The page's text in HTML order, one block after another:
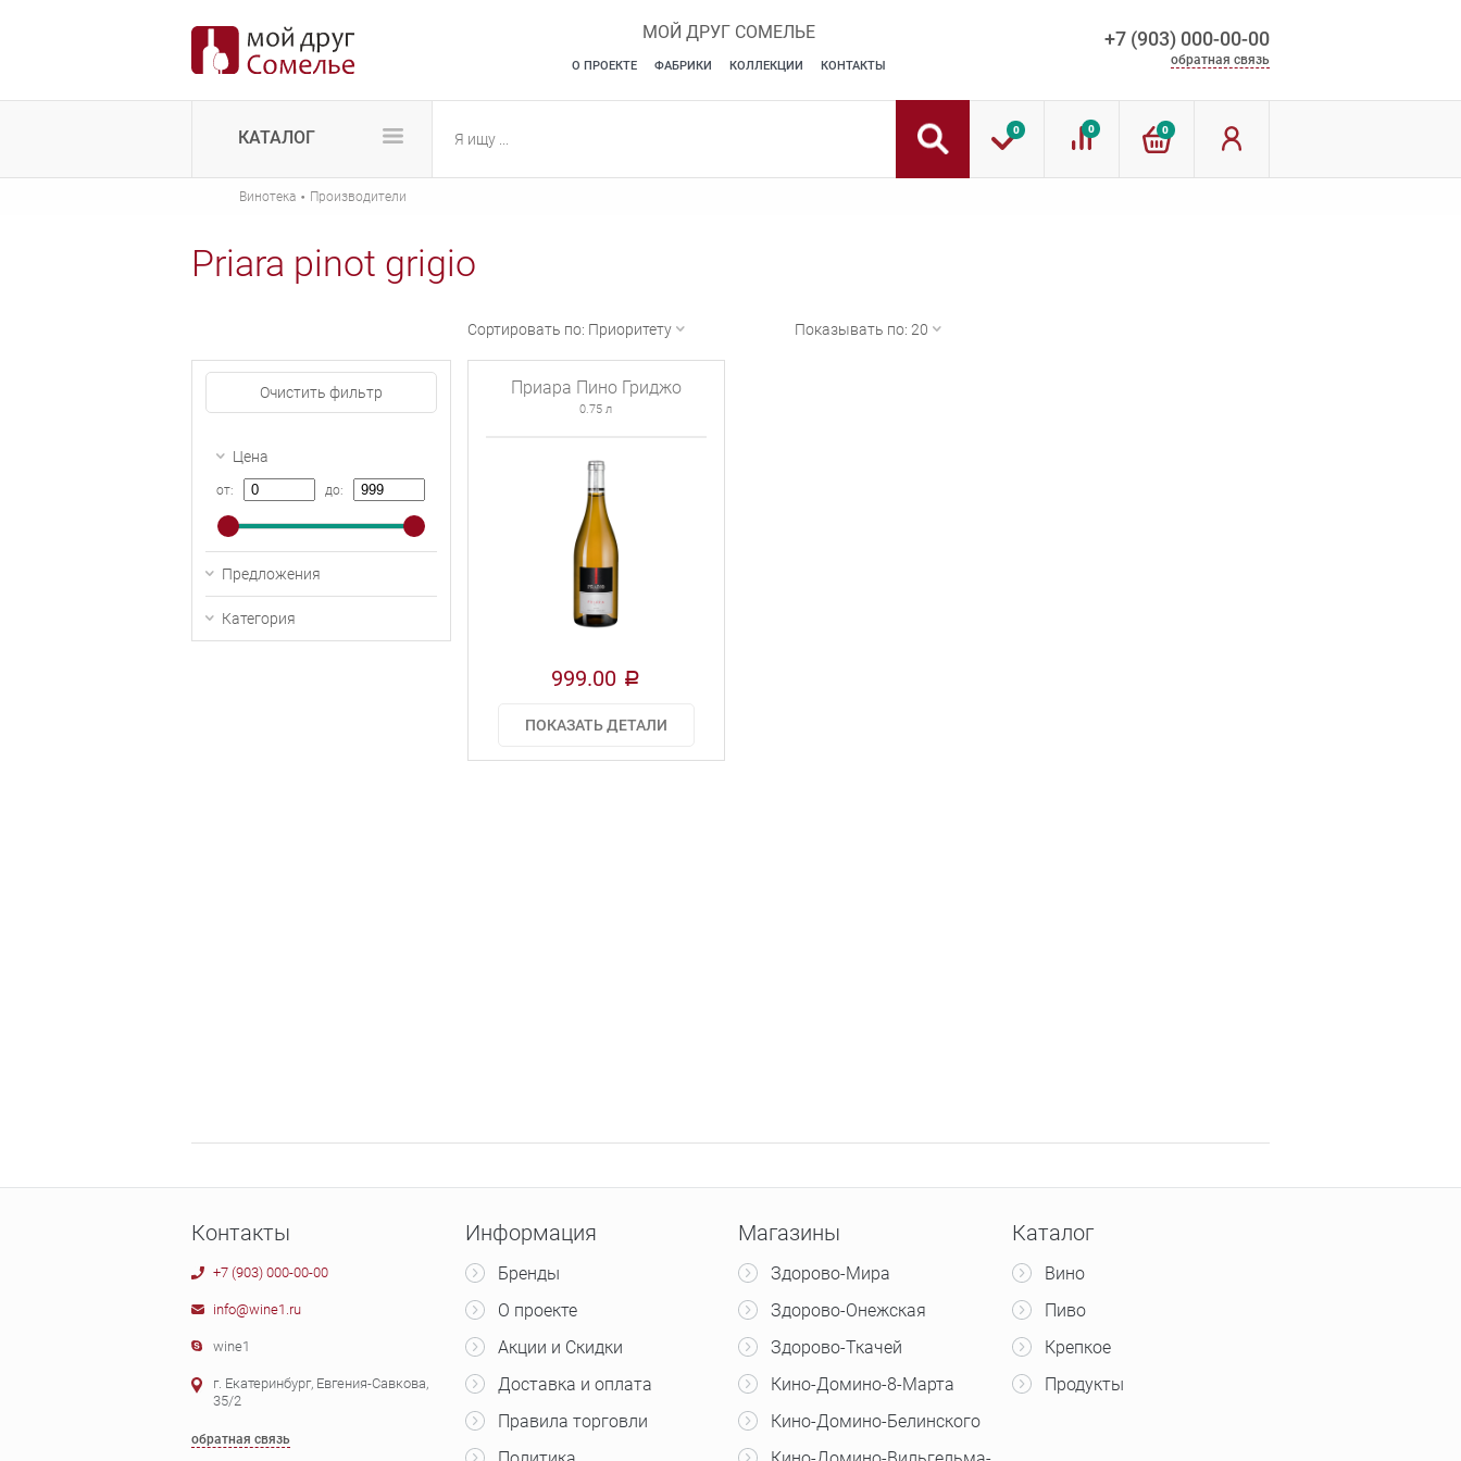
МОЙ ДРУГ СОМЕЛЬЕ
О ПРОЕКТЕ ФАБРИКИ КОЛЛЕКЦИИ КОНТАКТЫ
+7 (903) 000-00-00
обратная связь
КАТАЛОГ 0 0 0
Винотека · Производители
Priara pinot grigio
Очистить фильтр
Цена
от: до:
Предложения
Категория
Сортировать по: Приоритету Показывать по: 20
Приара Пино Гриджо
0.75 л
999.00 a
ПОКАЗАТЬ ДЕТАЛИ
Контакты
+7 (903) 000-00-00
info@wine1.ru
wine1
г. Екатеринбург, Евгения-Савкова,
35/2
обратная связь
Информация
Бренды
О проекте
Акции и Скидки
Доставка и оплата
Правила торговли
Магазины
Здорово-Мира
Здорово-Онежская
Здорово-Ткачей
Кино-Домино-8-Марта
Кино-Домино-Белинского
Каталог
Вино
Пиво
Крепкое
Продукты